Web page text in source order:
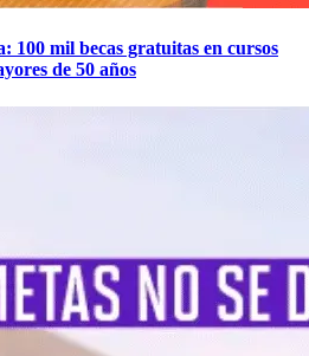
100 mil becas gratuitas en cursos
de 50 años